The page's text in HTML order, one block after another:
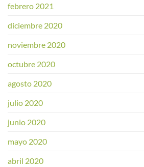
febrero 2021
diciembre 2020
noviembre 2020
octubre 2020
agosto 2020
julio 2020
junio 2020
mayo 2020
abril 2020